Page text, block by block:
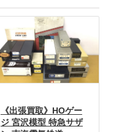
《出張買取》HOゲー
ジ 宮沢模型 特急サザ